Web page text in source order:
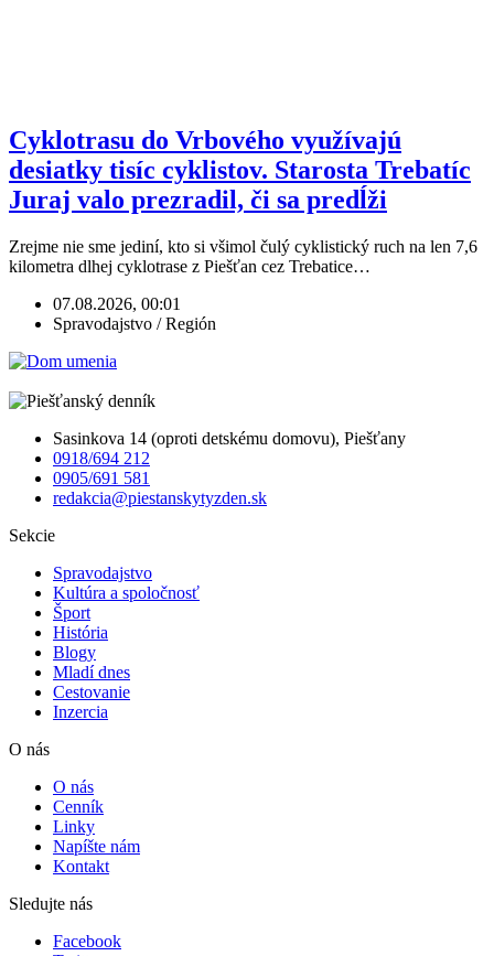
Cyklotrasu do Vrbového využívajú
desiatky tisíc cyklistov. Starosta Trebatíc
Juraj valo prezradil, či sa predĺži
Zrejme nie sme jediní, kto si všimol čulý cyklistický ruch na len 7,6
kilometra dlhej cyklotrase z Piešťan cez Trebatice…
07.08.2026, 00:01
Spravodajstvo / Región
Sasinkova 14 (oproti detskému domovu), Piešťany
0918/694 212
0905/691 581
redakcia@piestanskytyzden.sk
Sekcie
Spravodajstvo
Kultúra a spoločnosť
Šport
História
Blogy
Mladí dnes
Cestovanie
Inzercia
O nás
O nás
Cenník
Linky
Napíšte nám
Kontakt
Sledujte nás
Facebook